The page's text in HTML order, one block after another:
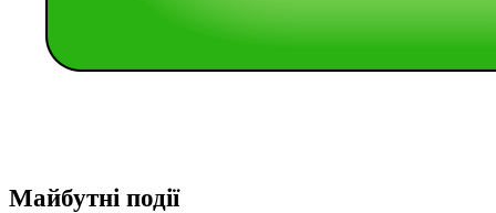
Майбутні події